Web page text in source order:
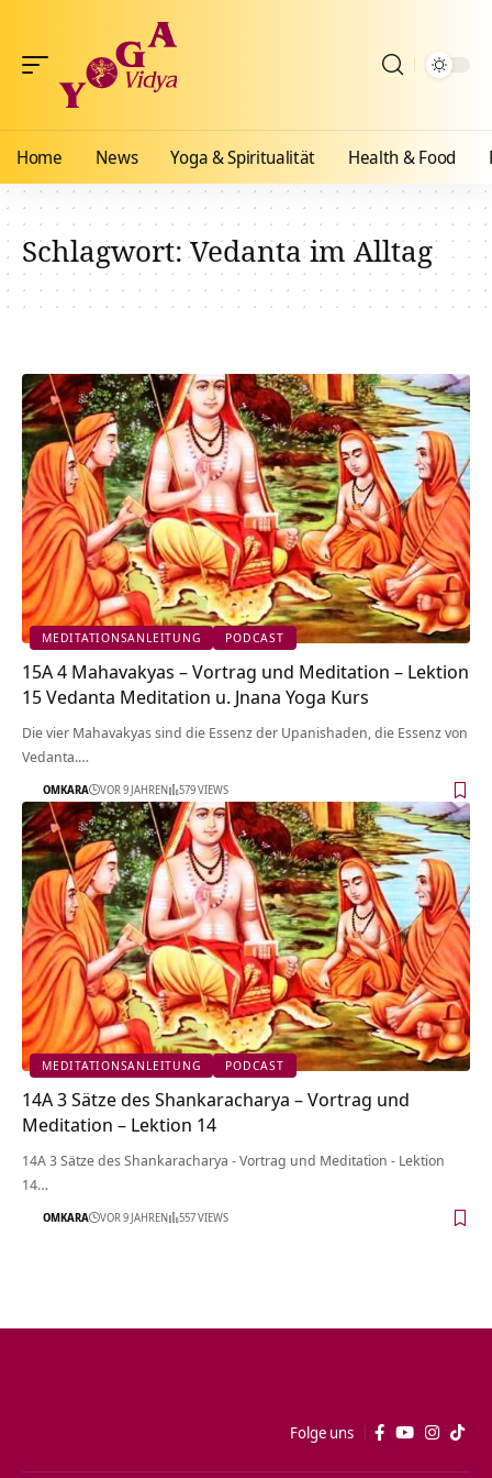
Home News Yoga & Spiritualität Health & Food
Schlagwort:Vedanta im Alltag
MEDITATIONSANLEITUNG PODCAST
15A 4 Mahavakyas – Vortrag und Meditation – Lektion
15 Vedanta Meditation u. Jnana Yoga Kurs
Die vier Mahavakyas sind die Essenz der Upanishaden, die Essenz von
Vedanta.…
OMKARA VOR 9 JAHREN 579 VIEWS
MEDITATIONSANLEITUNG PODCAST
14A 3 Sätze des Shankaracharya – Vortrag und
Meditation – Lektion 14
14A 3 Sätze des Shankaracharya - Vortrag und Meditation - Lektion
14…
OMKARA VOR 9 JAHREN 557 VIEWS
Folge uns